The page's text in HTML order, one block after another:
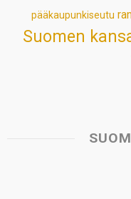
pääkaupunkiseutu
Suomen